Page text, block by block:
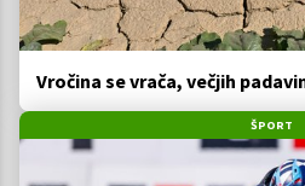
Vročina se vrača, večjih
ŠPORT